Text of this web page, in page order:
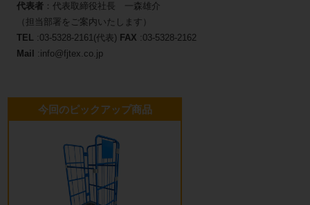
代表者 ：代表取締役社長 一森雄介
（担当部署をご案内いたします）
TEL :03-5328-2161(代表) FAX :03-5328-2162
Mail
:info@fjtex.co.jp
今回のピックアップ商品